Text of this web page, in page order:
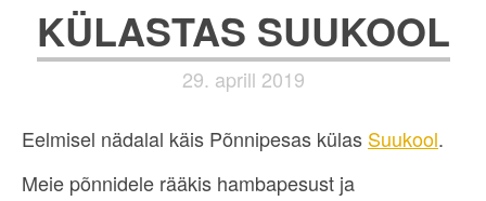
KÜLASTAS SUUKOOL
29. aprill 2019
Eelmisel nädalal käis Põnnipesas külas Suukool.
Meie põnnidele rääkis hambapesust ja